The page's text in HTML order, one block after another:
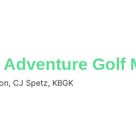
Golf
CJ Spetz, KBGK